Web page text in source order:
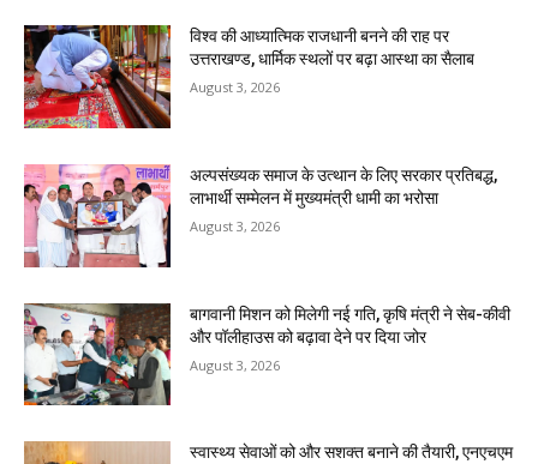
विश्व की आध्यात्मिक राजधानी बनने की राह पर
उत्तराखण्ड, धार्मिक स्थलों पर बढ़ा आस्था का सैलाब
August 3, 2026
अल्पसंख्यक समाज के उत्थान के लिए सरकार प्रतिबद्ध,
लाभार्थी सम्मेलन में मुख्यमंत्री धामी का भरोसा
August 3, 2026
बागवानी मिशन को मिलेगी नई गति, कृषि मंत्री ने सेब-कीवी
और पॉलीहाउस को बढ़ावा देने पर दिया जोर
August 3, 2026
स्वास्थ्य सेवाओं को और सशक्त बनाने की तैयारी, एनएचएम